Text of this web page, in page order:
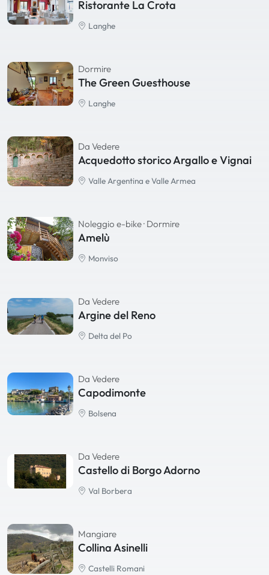
Ristorante La Crota
Langhe
Dormire
The Green Guesthouse
Langhe
Da Vedere
Acquedotto storico Argallo e Vignai
Valle Argentina e Valle Armea
Noleggio e-bike· Dormire
Amelù
Monviso
Da Vedere
Argine del Reno
Delta del Po
Da Vedere
Capodimonte
Bolsena
Da Vedere
Castello di Borgo Adorno
Val Borbera
Mangiare
Collina Asinelli
Castelli Romani